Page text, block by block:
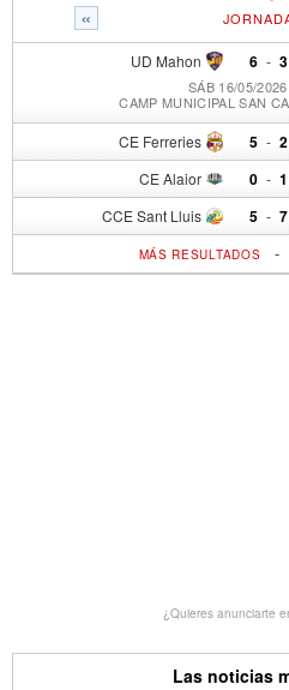
«
UD Mahon 6 - 3
SÁB 16/05/
CAMP MUNICIPAL SAN
CE Ferreries 5 - 2
CE Alaior 0 - 1
CCE Sant Lluis 5 - 7
MÁS RESULTADOS
¿Quieres anunciarte
Las noticias